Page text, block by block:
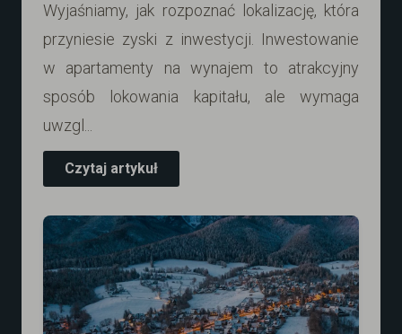
Wyjaśniamy, jak rozpoznać lokalizację, która
przyniesie zyski z inwestycji. Inwestowanie
w apartamenty na wynajem to atrakcyjny
sposób lokowania kapitału, ale wymaga
uwzgl...
Czytaj artykuł